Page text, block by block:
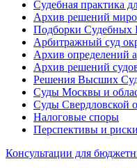
Судебная практика
Архив решений
Подборки Судебных
Арбитражный суд
Архив определений
Архив решений
Решения Высших
Суды Москвы и
Суды Свердловской
Налоговые споры
Перспективы и
Консультации для